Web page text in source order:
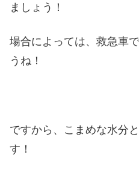
ましょう！
場合によっては、救急車
うね！
ですから、こまめな水分
す！